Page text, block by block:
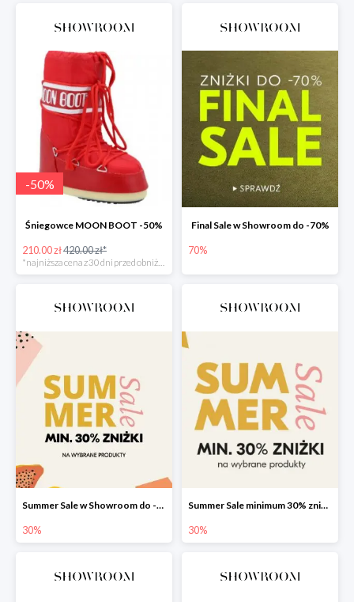
-50%
Śniegowce MOON BOOT -50%
210.00 zł420.00 zł*
Final Sale w Showroom do -70%
70%
Summer Sale w Showroom do -30%
30%
Summer Sale minimum 30% zniżki
30%